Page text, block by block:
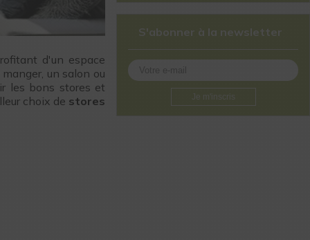
d'un espace
un salon ou
les bons stores et
choix de stores
S'abonner à la newsletter
Je m'inscris